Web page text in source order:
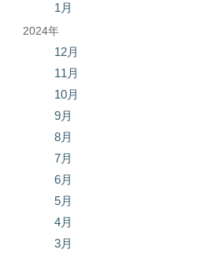
1月
2024年
12月
11月
10月
9月
8月
7月
6月
5月
4月
3月